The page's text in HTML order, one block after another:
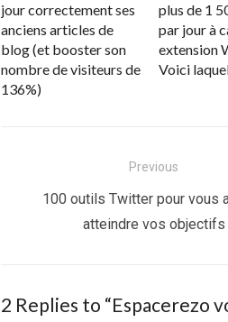
jour correctement ses
anciens articles de
blog (et booster son
nombre de visiteurs de
136%)
plus de 1
par jour à
extension
Voici
Previous
Previous
100 outils Twitter pour vous
atteindre vos objectifs
2 Replies to “Espacerezo